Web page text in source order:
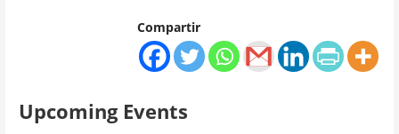
Compartir
Upcoming Events